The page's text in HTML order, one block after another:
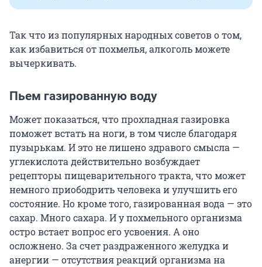
Так что из популярных народных советов о том,
как избавиться от похмелья, алкоголь можете
вычеркивать.
Пьем газированную воду
Может показаться, что прохладная газировка
поможет встать на ноги, в том числе благодаря
пузырькам. И это не лишено здравого смысла —
углекислота действительно возбуждает
рецепторы пищеварительного тракта, что может
немного приободрить человека и улучшить его
состояние. Но кроме того, газированная вода — это
сахар. Много сахара. И у похмельного организма
остро встает вопрос его усвоения. А оно
осложнено. За счет раздраженного желудка и
анергии — отсутствия реакций организма на